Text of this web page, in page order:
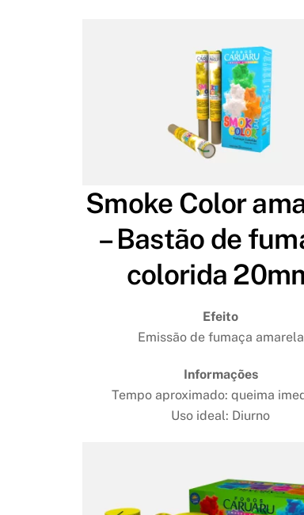
Smoke Color
– Bastão de
colorida
Efeito
Emissão de fumaça amarela
Informações
Tempo aproximado: queima
Uso ideal: Diurno